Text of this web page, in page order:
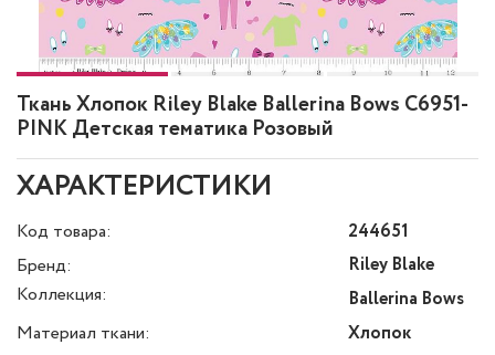
Ткань Хлопок Riley Blake Ballerina Bows C6951-
PINK Детская тематика Розовый
ХАРАКТЕРИСТИКИ
Код товара:
244651
Бренд:
Riley Blake
Коллекция:
Ballerina Bows
Материал ткани:
Хлопок